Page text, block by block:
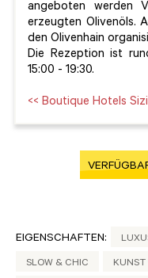
angeboten werden
erzeugten Olivenöls.
den Olivenhain
Die Rezeption ist
15:00 - 19:30.
<< Boutique Hotels
EIGENSCHAFTEN:
SLOW & CHIC KUNST